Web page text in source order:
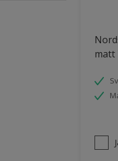
matt